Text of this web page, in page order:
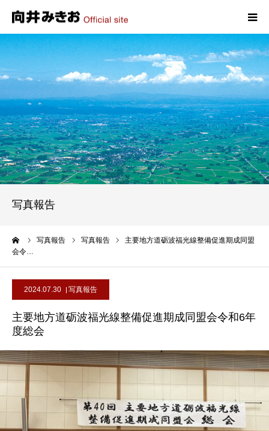
写真報告
写真報告 写真報告
主要地方道砺波福光線整備促進期成同盟
会令…
2024.07.30 写真報告
主要地方道砺波福光線整備促進期成同盟会令和6年
度総会
HOME
プロフィール
政策
活動報告